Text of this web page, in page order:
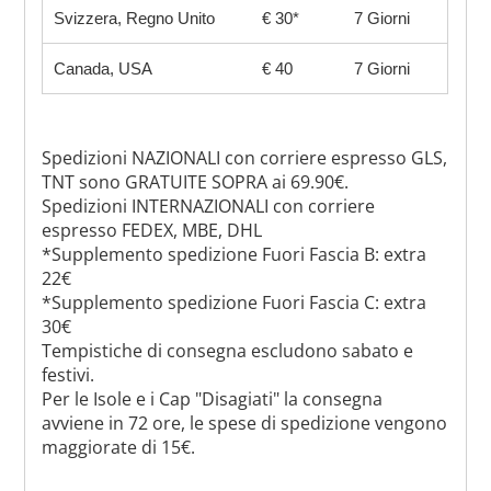
Svizzera, Regno Unito € 30* 7 Giorni
Canada, USA € 40 7 Giorni
Spedizioni NAZIONALI con corriere espresso GLS,
TNT sono GRATUITE SOPRA ai 69.90€.
Spedizioni INTERNAZIONALI con corriere
espresso FEDEX, MBE, DHL
*Supplemento spedizione Fuori Fascia B: extra
22€
*Supplemento spedizione Fuori Fascia C: extra
30€
Tempistiche di consegna escludono sabato e
festivi.
Per le Isole e i Cap "Disagiati" la consegna
avviene in 72 ore, le spese di spedizione vengono
maggiorate di 15€.